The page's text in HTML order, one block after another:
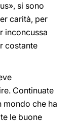
si sono
carità, per
inconcussa
costante
Continuate
mondo che ha
le buone